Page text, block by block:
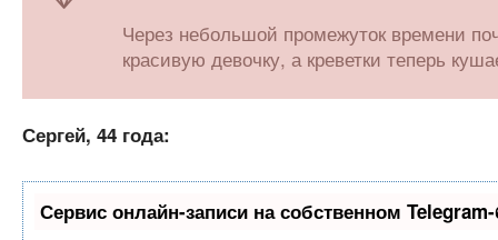
Через небольшой промежуток времени
красивую девочку, а креветки теперь
Сергей, 44 года:
Сервис онлайн-записи на собственном